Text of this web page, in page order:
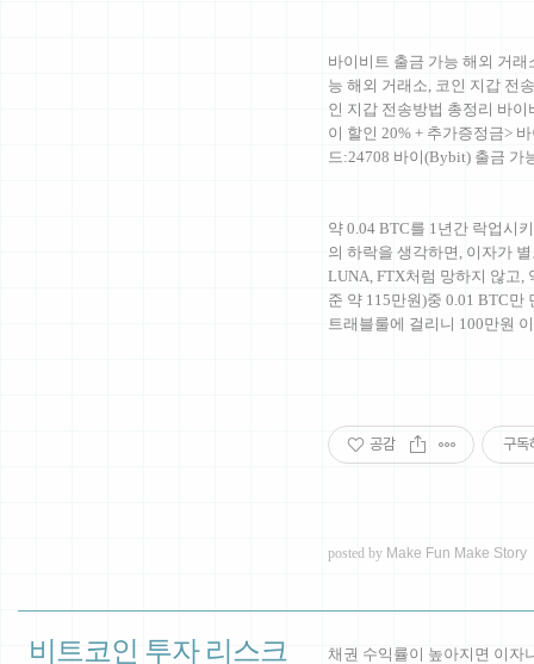
바이비트 출금 가능 해외 거
능 해외 거래소, 코인 지갑 전
인 지갑 전송방법 총정리 바
이 할인 20% + 추가증정금>
드:24708 바이(Bybit) 출금 가
약 0.04 BTC를 1년간 락업시
의 하락을 생각하면, 이자가
LUNA, FTX처럼 망하지 않고,
준 약 115만원)중 0.01 BTC만
트래블룰에 걸리니 100만원
공감 구독
posted by Make Fun Make Story
비트코인 투자 리스크 채권 수익률이 높아지면 이자